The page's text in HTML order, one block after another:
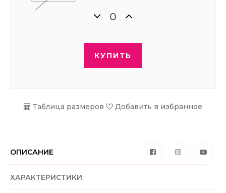
КУПИТЬ
Таблица размеров Добавить в избранное
ОПИСАНИЕ
ХАРАКТЕРИСТИКИ